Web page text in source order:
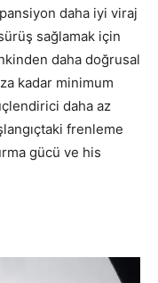
daha iyi viraj
sağlamak için
daha doğrusal
kadar minimum
daha az
frenleme
gücü ve his